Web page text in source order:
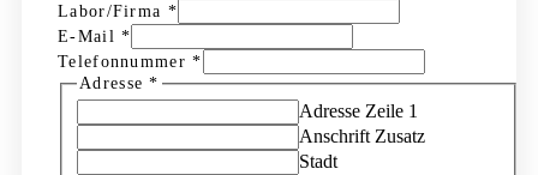
Labor/Firma *
E-Mail*
Telefonnummer*
Adresse*
Adresse Zeile 1
Anschrift Zusatz
Stadt